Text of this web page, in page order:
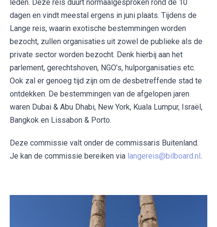
leden. Deze reis duurt normaalgesproken rond de 10
dagen en vindt meestal ergens in juni plaats. Tijdens de
Lange reis, waarin exotische bestemmingen worden
bezocht, zullen organisaties uit zowel de publieke als de
private sector worden bezocht. Denk hierbij aan het
parlement, gerechtshoven, NGO’s, hulporganisaties etc.
Ook zal er genoeg tijd zijn om de desbetreffende stad te
ontdekken. De bestemmingen van de afgelopen jaren
waren Dubai & Abu Dhabi, New York, Kuala Lumpur, Israël,
Bangkok en Lissabon & Porto.
Deze commissie valt onder de commissaris Buitenland.
Je kan de commissie bereiken via langereis@bilboard.nl.